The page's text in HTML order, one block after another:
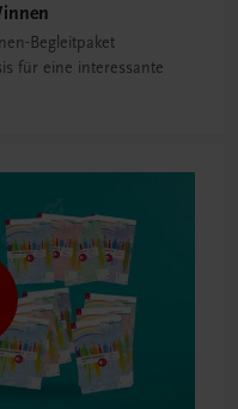
Begleitpaket
für eine interessante